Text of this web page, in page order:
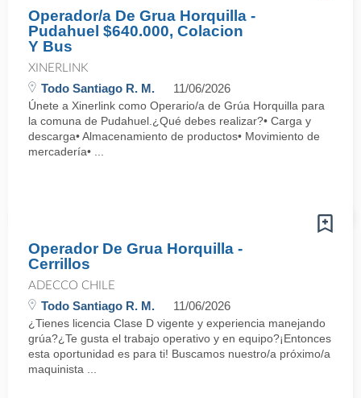
Operador/a De Grua Horquilla -
Pudahuel $640.000, Colacion
Y Bus
XINERLINK
Todo Santiago R. M. 11/06/2026
Únete a Xinerlink como Operario/a de Grúa Horquilla para
la comuna de Pudahuel.¿Qué debes realizar?• Carga y
descarga• Almacenamiento de productos• Movimiento de
mercadería• ...
Operador De Grua Horquilla -
Cerrillos
ADECCO CHILE
Todo Santiago R. M. 11/06/2026
¿Tienes licencia Clase D vigente y experiencia manejando
grúa?¿Te gusta el trabajo operativo y en equipo?¡Entonces
esta oportunidad es para ti! Buscamos nuestro/a próximo/a
maquinista ...